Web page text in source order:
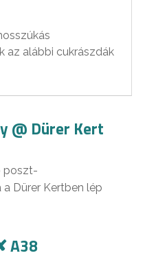
az alábbi cukrászdák
@ Dürer Kert
poszt-
Dürer Kertben lép
A38